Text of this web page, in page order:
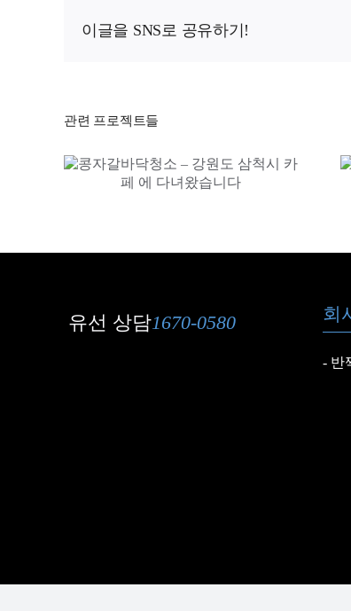
이글을 SNS로 공유하기!
관련 프로젝트들
경북 경산시
콩자갈바닥청소 츄러스
유선 상담1670-0580 회
반